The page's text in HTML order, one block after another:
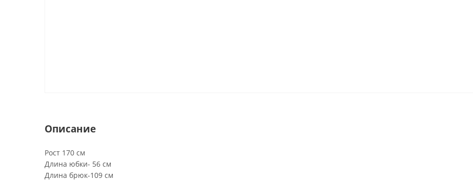
Описание
Рост 170 см
Длина юбки- 56 см
Длина брюк-109 см